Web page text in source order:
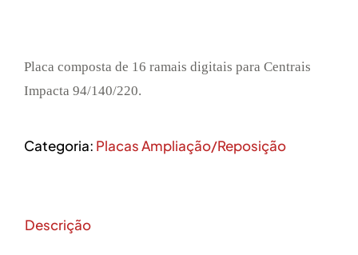
Placa composta de 16 ramais digitais para Centrais
Impacta 94/140/220.
Categoria: Placas Ampliação/Reposição
Descrição